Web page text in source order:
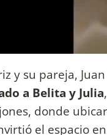
y su pareja,
a Belita y Julia
donde
el espacio